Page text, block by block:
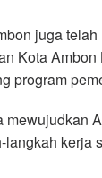
juga
Kota
program
mewujudkan
kerja